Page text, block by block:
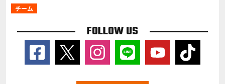
チーム
FOLLOW US